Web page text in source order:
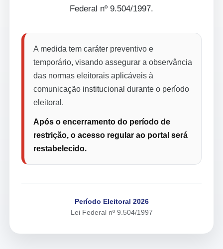
Federal nº 9.504/1997.
A medida tem caráter preventivo e
temporário, visando assegurar a observância
das normas eleitorais aplicáveis à
comunicação institucional durante o período
eleitoral.
Após o encerramento do período de
restrição, o acesso regular ao portal será
restabelecido.
Período Eleitoral 2026
Lei Federal nº 9.504/1997